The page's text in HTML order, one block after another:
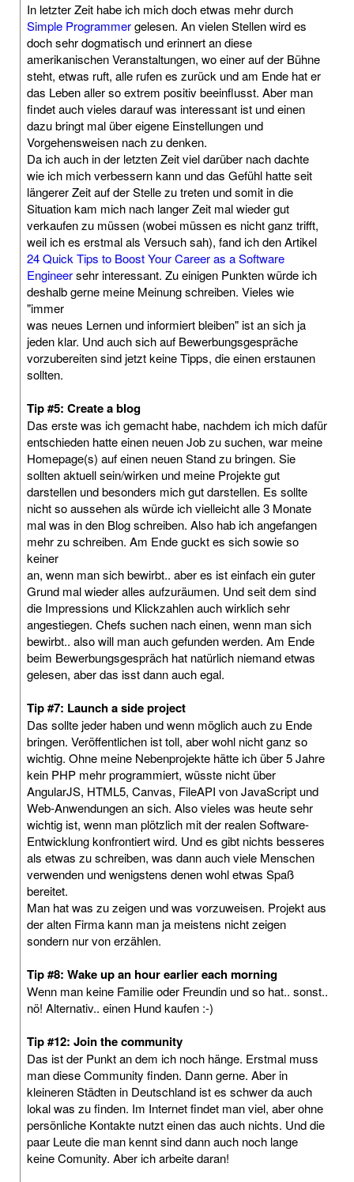
In letzter Zeit habe ich mich doch etwas mehr durch
Simple Programmergelesen. An vielen Stellen wird es
doch sehr dogmatisch und erinnert an diese
amerikanischen Veranstaltungen, wo einer auf der Bühne
steht, etwas ruft, alle rufen es zurück und am Ende hat er
das Leben aller so extrem positiv beeinflusst. Aber man
findet auch vieles darauf was interessant ist und einen
dazu bringt mal über eigene Einstellungen und
Vorgehensweisen nach zu denken.
Da ich auch in der letzten Zeit viel darüber nach dachte
wie ich mich verbessern kann und das Gefühl hatte seit
längerer Zeit auf der Stelle zu treten und somit in die
Situation kam mich nach langer Zeit mal wieder gut
verkaufen zu müssen (wobei müssen es nicht ganz trifft,
weil ich es erstmal als Versuch sah), fand ich den Artikel
24 Quick Tips to Boost Your Career as a Software
Engineersehr interessant. Zu einigen Punkten würde ich
deshalb gerne meine Meinung schreiben. Vieles wie
"immer
was neues Lernen und informiert bleiben" ist an sich ja
jeden klar. Und auch sich auf Bewerbungsgespräche
vorzubereiten sind jetzt keine Tipps, die einen erstaunen
sollten.
Tip #5: Create a blog
Das erste was ich gemacht habe, nachdem ich mich dafür
entschieden hatte einen neuen Job zu suchen, war meine
Homepage(s) auf einen neuen Stand zu bringen. Sie
sollten aktuell sein/wirken und meine Projekte gut
darstellen und besonders mich gut darstellen. Es sollte
nicht so aussehen als würde ich vielleicht alle 3 Monate
mal was in den Blog schreiben. Also hab ich angefangen
mehr zu schreiben. Am Ende guckt es sich sowie so
keiner
an, wenn man sich bewirbt.. aber es ist einfach ein guter
Grund mal wieder alles aufzuräumen. Und seit dem sind
die Impressions und Klickzahlen auch wirklich sehr
angestiegen. Chefs suchen nach einen, wenn man sich
bewirbt.. also will man auch gefunden werden. Am Ende
beim Bewerbungsgespräch hat natürlich niemand etwas
gelesen, aber das isst dann auch egal.
Tip #7: Launch a side project
Das sollte jeder haben und wenn möglich auch zu Ende
bringen. Veröffentlichen ist toll, aber wohl nicht ganz so
wichtig. Ohne meine Nebenprojekte hätte ich über 5 Jahre
kein PHP mehr programmiert, wüsste nicht über
AngularJS, HTML5, Canvas, FileAPI von JavaScript und
Web-Anwendungen an sich. Also vieles was heute sehr
wichtig ist, wenn man plötzlich mit der realen Software-
Entwicklung konfrontiert wird. Und es gibt nichts besseres
als etwas zu schreiben, was dann auch viele Menschen
verwenden und wenigstens denen wohl etwas Spaß
bereitet.
Man hat was zu zeigen und was vorzuweisen. Projekt aus
der alten Firma kann man ja meistens nicht zeigen
sondern nur von erzählen.
Tip #8: Wake up an hour earlier each morning
Wenn man keine Familie oder Freundin und so hat.. sonst..
nö! Alternativ.. einen Hund kaufen :-)
Tip #12: Join the community
Das ist der Punkt an dem ich noch hänge. Erstmal muss
man diese Community finden. Dann gerne. Aber in
kleineren Städten in Deutschland ist es schwer da auch
lokal was zu finden. Im Internet findet man viel, aber ohne
persönliche Kontakte nutzt einen das auch nichts. Und die
paar Leute die man kennt sind dann auch noch lange
keine Comunity. Aber ich arbeite daran!